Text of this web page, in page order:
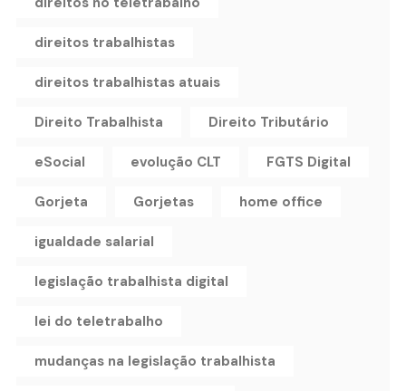
direitos trabalhistas
direitos trabalhistas atuais
Direito Trabalhista Direito Tributário
eSocial evolução CLT FGTS Digital
Gorjeta Gorjetas home office
igualdade salarial
legislação trabalhista digital
lei do teletrabalho
mudanças na legislação trabalhista